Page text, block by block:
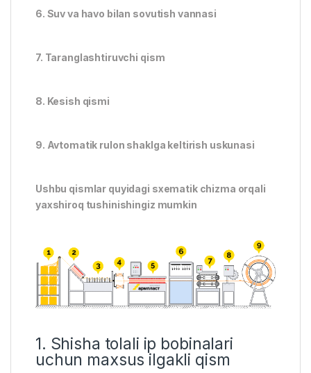
6. Suv va havo bilan sovutish vannasi
7. Taranglashtiruvchi qism
8. Kesish qismi
9. Avtomatik rulon shaklga keltirish uskunasi
Ushbu qismlar quyidagi sxematik chizma orqali
yaxshiroq tushinishingiz mumkin
1. Shisha tolali ip bobinalari
uchun maxsus ilgakli qism